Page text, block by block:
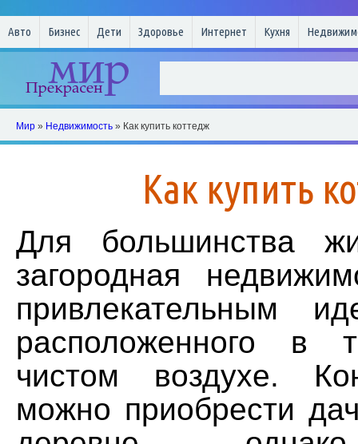
Авто Бизнес Дети Здоровье Интернет Кухня
Мир » Недвижимость » Как купить коттедж
Как купить
Для большинства
загородная
привлекательным
расположенного
чистом воздухе.
можно приобрести